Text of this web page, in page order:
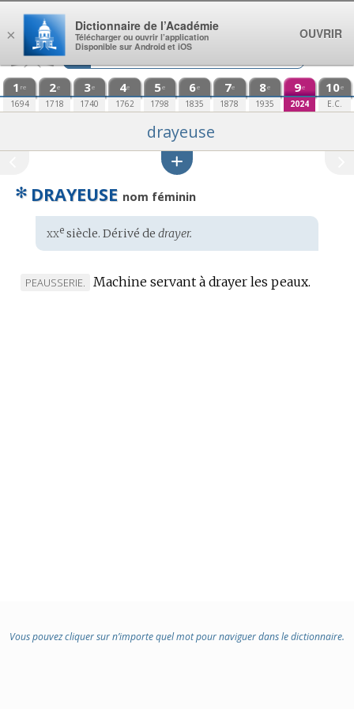
Aller au contenu
1 re
1694
2e
1718
3e
1740
4e
1762
5e
1798
6e
1835
7e
1878
8e
1935
9e
2024
10e
E.C.
drayeuse
✻ DRAYEUSE nom féminin
Étymologie
:
xxesiècle. Dérivé de drayer.
MARQUE
PEAUSSERIE. Machine servant à drayer les peaux.
Vous pouvez cliquer sur n’importe quel mot pour naviguer dans le dictionnaire.
×
Dictionnaire de l’Académie
Télécharger ou ouvrir l’application
Disponible sur Android et iOS
OUVRIR